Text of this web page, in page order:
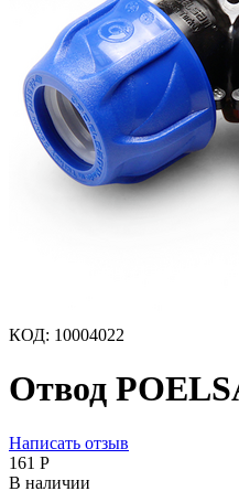
КОД: 10004022
Отвод
Написать отзыв
‍161‍ Р
В наличии